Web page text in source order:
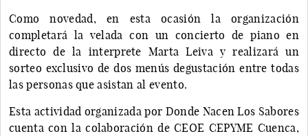
Como novedad, en esta ocasión la organización
completará la velada con un concierto de piano en
directo de la interprete Marta Leiva y realizará un
sorteo exclusivo de dos menús degustación entre todas
las personas que asistan al evento.
Esta actividad organizada por Donde Nacen Los Sabores
cuenta con la colaboración de CEOE CEPYME Cuenca,